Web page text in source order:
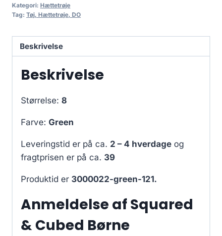
Kategori: Hættetrøje
Tag: Tøj, Hættetrøje, DO
Beskrivelse
Beskrivelse
Størrelse: 8
Farve: Green
Leveringstid er på ca. 2 – 4 hverdage og
fragtprisen er på ca. 39
Produktid er 3000022-green-121.
Anmeldelse af Squared
& Cubed Børne